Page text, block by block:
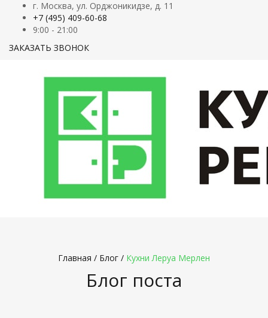
г. Москва, ул. Орджоникидзе, д. 11
+7 (495) 409-60-68
9:00 - 21:00
ЗАКАЗАТЬ ЗВОНОК
Главная / Блог / Кухни Леруа Мерлен
Блог поста